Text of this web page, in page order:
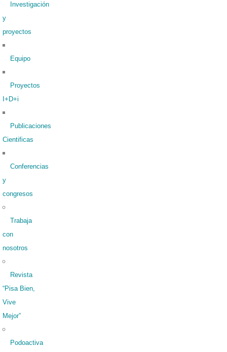
Investigación
y
proyectos
Equipo
Proyectos
I+D+i
Publicaciones
Cientificas
Conferencias
y
congresos
Trabaja
con
nosotros
Revista
“Pisa Bien,
Vive
Mejor”
Podoactiva